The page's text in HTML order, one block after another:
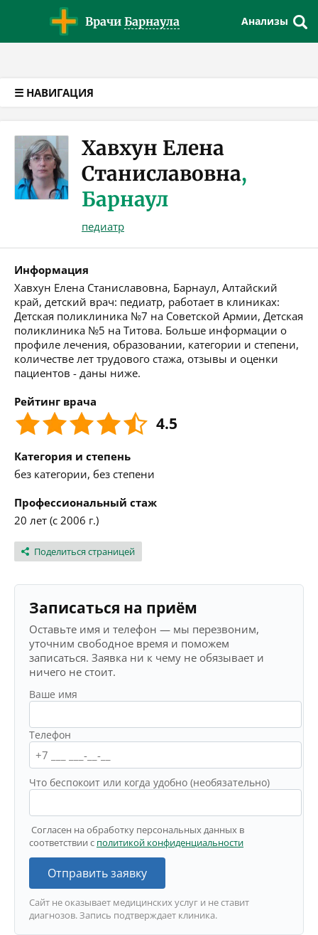
Врачи Барнаула Анализы
☰ НАВИГАЦИЯ
Хавхун Елена
Станиславовна,
Барнаул
педиатр
Информация
Хавхун Елена Станиславовна, Барнаул, Алтайский
край, детский врач: педиатр, работает в клиниках:
Детская поликлиника №7 на Советской Армии, Детская
поликлиника №5 на Титова. Больше информации о
профиле лечения, образовании, категории и степени,
количестве лет трудового стажа, отзывы и оценки
пациентов - даны ниже.
Рейтинг врача
4.5
Категория и степень
без категории, без степени
Профессиональный стаж
20 лет (с 2006 г.)
Поделиться страницей
Записаться на приём
Оставьте имя и телефон — мы перезвоним,
уточним свободное время и поможем
записаться. Заявка ни к чему не обязывает и
ничего не стоит.
Ваше имя
Телефон
Что беспокоит или когда удобно (необязательно)
Согласен на обработку персональных данных в
соответствии с политикой конфиденциальности
Отправить заявку
Сайт не оказывает медицинских услуг и не ставит
диагнозов. Запись подтверждает клиника.